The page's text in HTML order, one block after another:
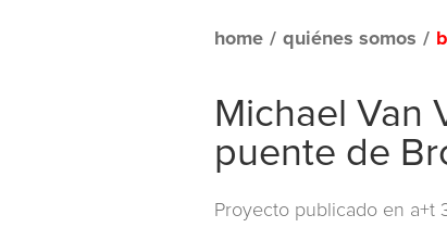
home / quiénes somos /
Michael Van
puente de
Proyecto publicado en a+t